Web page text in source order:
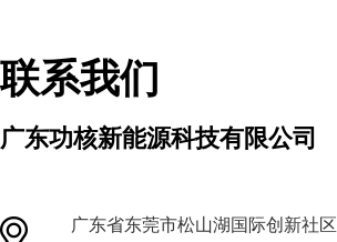
广东省东莞市松山湖国际创新社区
联系我们
广东功核新能源科技有限公司